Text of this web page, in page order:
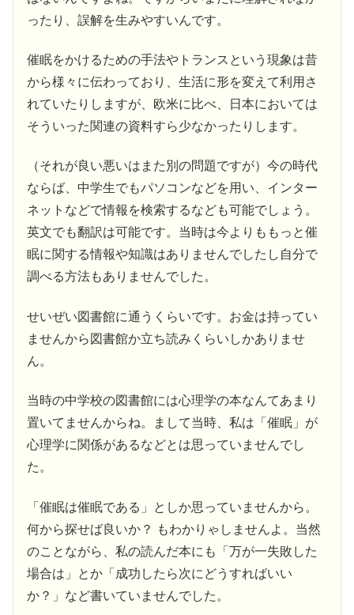
ったり、誤解を生みやすいんです。
催眠をかけるための手法やトランスという現象は昔
から様々に伝わっており、生活に形を変えて利用さ
れていたりしますが、欧米に比べ、日本においては
そういった関連の資料すら少なかったりします。
（それが良い悪いはまた別の問題ですが）今の時代
ならば、中学生でもパソコンなどを用い、インター
ネットなどで情報を検索するなども可能でしょう。
英文でも翻訳は可能です。当時は今よりももっと催
眠に関する情報や知識はありませんでしたし自分で
調べる方法もありませんでした。
せいぜい図書館に通うくらいです。お金は持ってい
ませんから図書館か立ち読みくらいしかありませ
ん。
当時の中学校の図書館には心理学の本なんてあまり
置いてませんからね。まして当時、私は「催眠」が
心理学に関係があるなどとは思っていませんでし
た。
「催眠は催眠である」としか思っていませんから。
何から探せば良いか？ もわかりゃしませんよ。当然
のことながら、私の読んだ本にも「万が一失敗した
場合は」とか「成功したら次にどうすればいい
か？」など書いていませんでした。